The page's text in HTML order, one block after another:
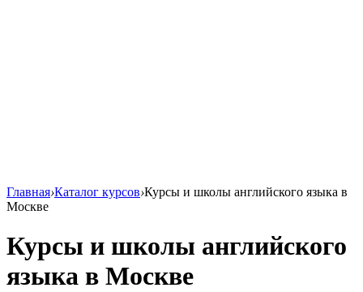
Главная›Каталог курсов›Курсы и школы английского языка в
Москве
Курсы и школы английского
языка в Москве